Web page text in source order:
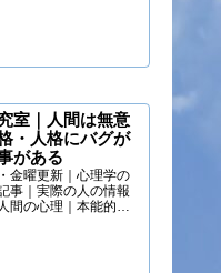
室｜人間は無意
・人格にバグが
がある
金曜更新｜心理学の
事｜実際の人の情報
間の心理｜本能的心